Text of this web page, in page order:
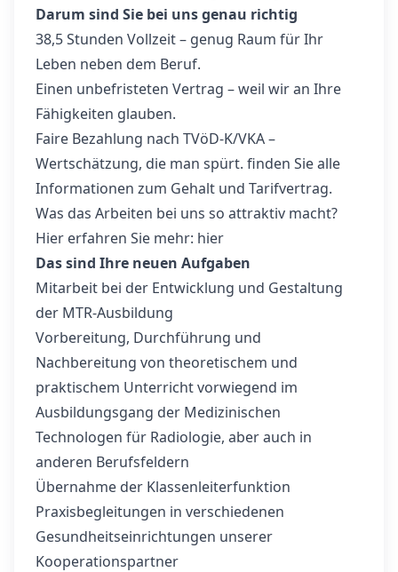
Darum sind Sie bei uns genau richtig
38,5 Stunden Vollzeit – genug Raum für Ihr
Leben neben dem Beruf.
Einen unbefristeten Vertrag – weil wir an Ihre
Fähigkeiten glauben.
Faire Bezahlung nach TVöD-K/VKA –
Wertschätzung, die man spürt. finden Sie alle
Informationen zum Gehalt und Tarifvertrag.
Was das Arbeiten bei uns so attraktiv macht?
Hier erfahren Sie mehr: hier
Das sind Ihre neuen Aufgaben
Mitarbeit bei der Entwicklung und Gestaltung
der MTR-Ausbildung
Vorbereitung, Durchführung und
Nachbereitung von theoretischem und
praktischem Unterricht vorwiegend im
Ausbildungsgang der Medizinischen
Technologen für Radiologie, aber auch in
anderen Berufsfeldern
Übernahme der Klassenleiterfunktion
Praxisbegleitungen in verschiedenen
Gesundheitseinrichtungen unserer
Kooperationspartner